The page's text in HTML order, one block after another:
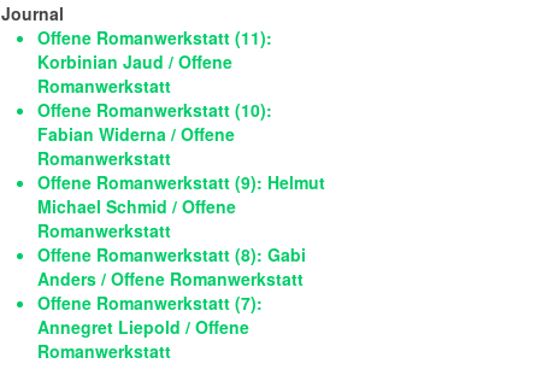
Journal
Offene Romanwerkstatt (11):
Korbinian Jaud / Offene
Romanwerkstatt
Offene Romanwerkstatt (10):
Fabian Widerna / Offene
Romanwerkstatt
Offene Romanwerkstatt (9): Helmut
Michael Schmid / Offene
Romanwerkstatt
Offene Romanwerkstatt (8): Gabi
Anders / Offene Romanwerkstatt
Offene Romanwerkstatt (7):
Annegret Liepold / Offene
Romanwerkstatt